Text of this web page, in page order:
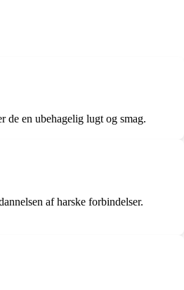
de en ubehagelig lugt og smag.
af ​​harske forbindelser.